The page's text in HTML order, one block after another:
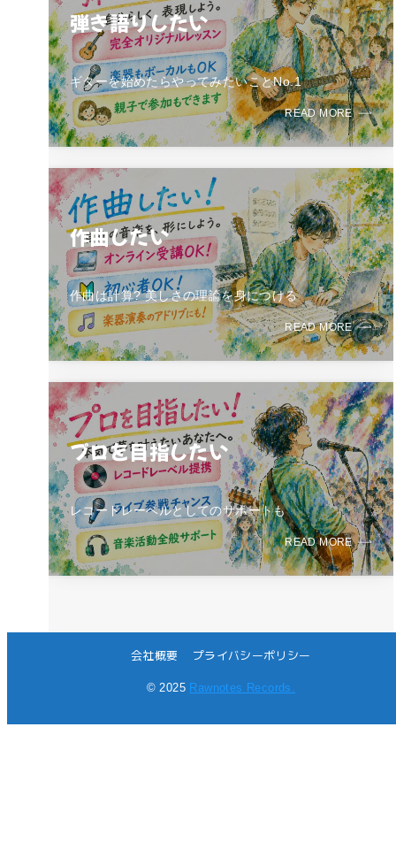
弾き語りしたい
ギターを始めたらやってみたいことNo.1
READ MORE
作曲したい
作曲は計算? 美しさの理論を身につける
READ MORE
プロを目指したい
レコードレーベルとしてのサポートも
READ MORE
会社概要 プライバシーポリシー
© 2025 Rawnotes Records.